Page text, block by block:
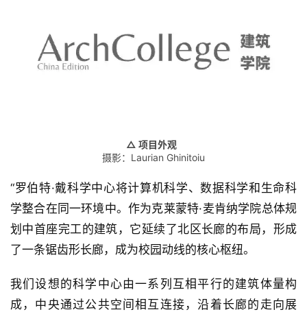
极
速
工
流
△ 项目外观
摄影：Laurian Ghinitoiu
“罗伯特·戴科学中心将计算机科学、数据科学和生命科
学整合在同一环境中。作为克莱蒙特·麦肯纳学院总体规
划中首座完工的建筑，它延续了北区长廊的布局，形成
了一条锯齿形长廊，成为校园动线的核心枢纽。
我们设想的科学中心由一系列互相平行的建筑体量构
成，中央通过公共空间相互连接，沿着长廊的走向展